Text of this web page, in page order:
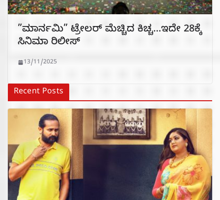
”ಮಾರ್ನಮಿ” ಟ್ರೇಲರ್ ಮೆಚ್ಚಿದ ಕಿಚ್ಚ…ಇದೇ 28ಕ್ಕೆ
ಸಿನಿಮಾ ರಿಲೀಸ್
13/11/2025
Recent Posts